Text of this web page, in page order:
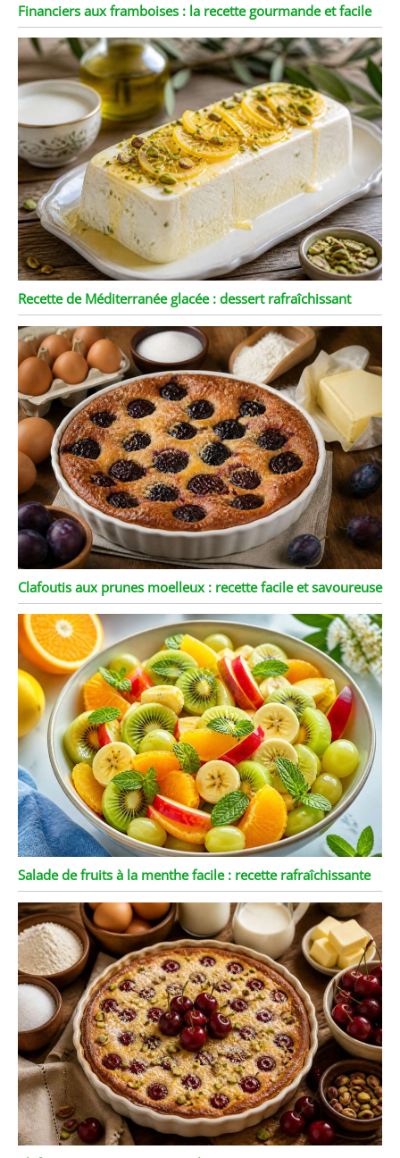
Financiers aux framboises : la recette gourmande et facile
Recette de Méditerranée glacée : dessert rafraîchissant
Clafoutis aux prunes moelleux : recette facile et savoureuse
Salade de fruits à la menthe facile : recette rafraîchissante